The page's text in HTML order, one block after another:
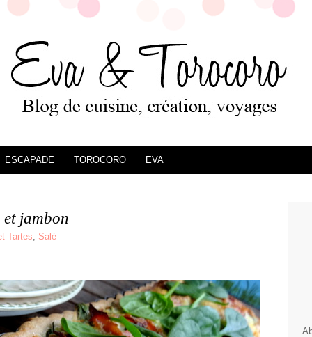
ESCAPADE TOROCORO EVA
jambon
Tartes, Salé